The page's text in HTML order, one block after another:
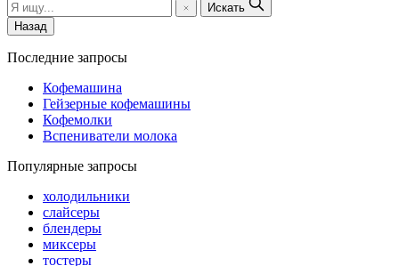
Искать
Назад
Последние запросы
Кофемашина
Гейзерные кофемашины
Кофемолки
Вспениватели молока
Популярные запросы
холодильники
слайсеры
блендеры
миксеры
тостеры